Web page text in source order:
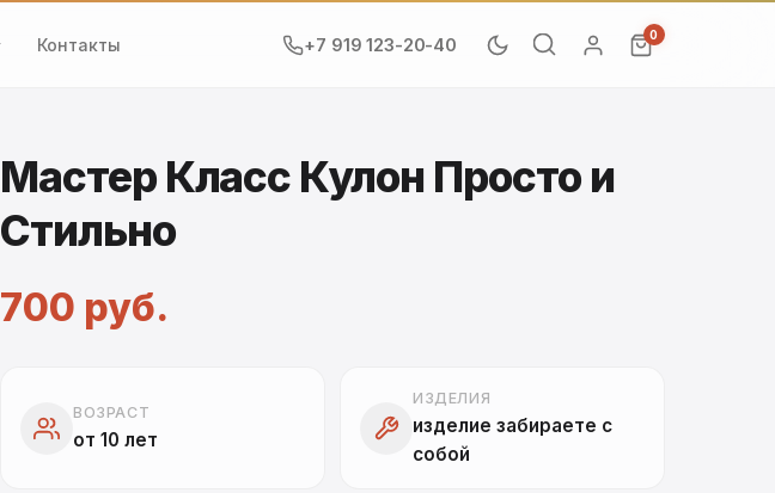
Контакты +7 919 123-20-40
0
Мастер Класс Кулон Просто и
Стильно
700 руб.
ВОЗРАСТ
от 10 лет
ИЗДЕЛИЯ
изделие забираете с
собой